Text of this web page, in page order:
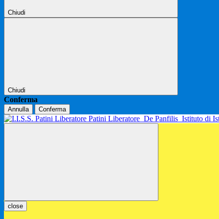
Chiudi
Chiudi
Conferma
Annulla Conferma
Patini Liberatore De Panfilis Istituto di
close